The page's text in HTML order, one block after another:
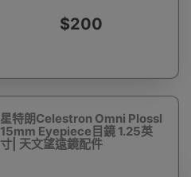
$200
星特朗Celestron Omni Plossl
15mm Eyepiece目鏡 1.25英
寸| 天文望遠鏡配件